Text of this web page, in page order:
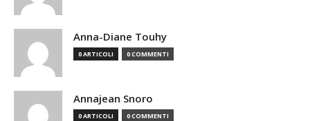
Anna-Diane Touhy
0 ARTICOLI 0 COMMENTI
Annajean Snoro
0 ARTICOLI 0 COMMENTI